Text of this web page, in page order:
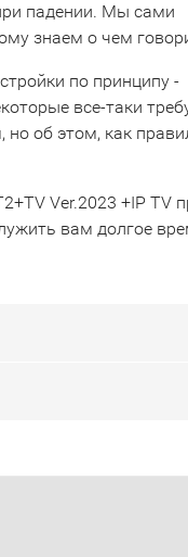
падении. Мы сами
знаем о чем
по принципу -
все-таки
но об этом, как
Ver.2023 +IP TV
вам долгое